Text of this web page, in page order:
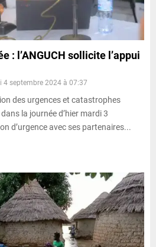
: l’ANGUCH sollicite l’appui
4 septembre 2024 à 07:37
des urgences et catastrophes
la journée d’hier mardi 3
d’urgence avec ses partenaires...